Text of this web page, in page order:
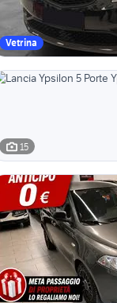
Vetrina
15